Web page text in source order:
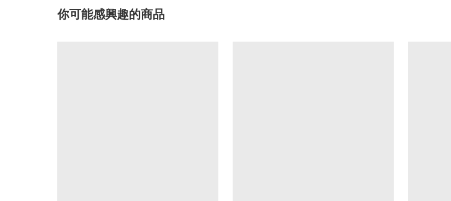
你可能感興趣的商品